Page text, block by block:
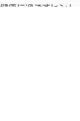
健康に過ごすヒント